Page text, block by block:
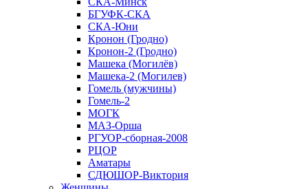
БГУФК-СКА
СКА-Юни
Кронон (Гродно)
Кронон-2 (Гродно)
Машека (Могилёв)
Машека-2 (Могилев)
Гомель (мужчины)
Гомель-2
МОГК
МАЗ-Орша
РГУОР-сборная-2008
РЦОР
Аматары
СДЮШОР-Виктория